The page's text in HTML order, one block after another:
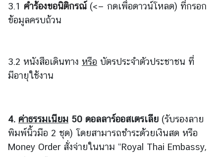
ร
ร
คั
ญ
แ
วั
น
ห
ยุ
3.1 คำร้องขอนิติกรณ์ (<— กดเพื่อดาวน์โหลด) ที่กรอก
ข้อมูลครบถ้วน
3.2 หนังสือเดินทาง หรือ บัตรประจำตัวประชาชน ที่
มีอายุใช้งาน
4. ค่าธรรมเนียม 50 ดอลลาร์ออสเตรเลีย (รับรองลาย
พิมพ์นิ้วมือ 2 ชุด) โดยสามารถชำระด้วยเงินสด หรือ
Money Order สั่งจ่ายในนาม “Royal Thai Embassy,